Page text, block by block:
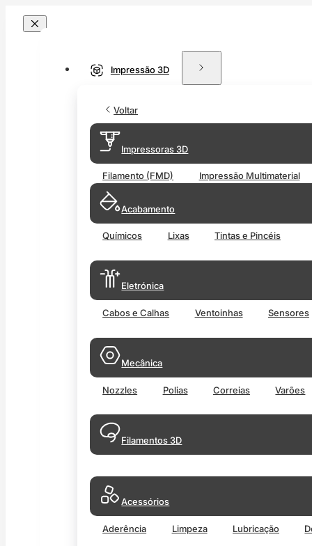
Impressão 3D
Voltar
Impressoras 3D
Filamento (FMD) Impressão Multimaterial
Acabamento
Químicos Lixas Tintas e Pincéis
Eletrónica
Cabos e Calhas Ventoinhas Sensores
Mecânica
Nozzles Polias Correias Varões
Filamentos 3D
Acessórios
Aderência Limpeza Lubricação